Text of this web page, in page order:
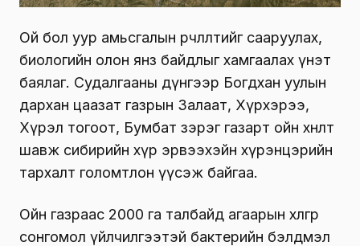
Ой бол уур амьсгалын өөрчлөлтийг сааруулах,
биологийн олон янз байдлыг хамгаалах үнэт
баялаг. Судалгааны дүнгээр Богдхан уулын
дархан цаазат газрын Залаат, Хүрхэрээ,
Хүрэл тогоот, Бумбат зэрэг газарт ойн хөнөөлт
шавж сибирийн хүр эрвээхэйн хүрэнцэрийн
тархалт голомтлон үүсэж байгаа.
Ойн газраас 2000 га талбайд агаарын хөлгөөр
сонгомол үйлчилгээтэй бактерийн бэлдмэл